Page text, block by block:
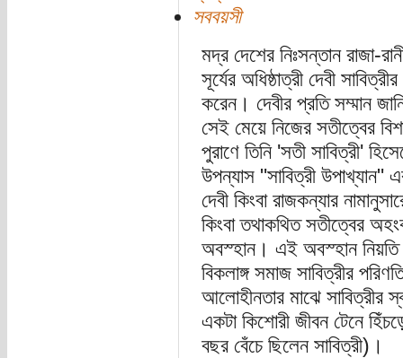
সববয়সী
মদ্র দেশের নিঃসন্তান রাজা-
সূর্যের অধিষ্ঠাত্রী দেবী
করেন। দেবীর প্রতি সম্মান
সেই মেয়ে নিজের সতীত্বের
পুরাণে তিনি 'সতী সাবিত্রী'
উপন্যাস "সাবিত্রী উপাখ্যান"
দেবী কিংবা রাজকন্যার
কিংবা তথাকথিত সতীত্বের
অবস্হান। এই অবস্হান নিয়তি
বিকলাঙ্গ সমাজ সাবিত্রীর
আলোহীনতার মাঝে সাবিত্রীর
একটা কিশোরী জীবন টেনে
বছর বেঁচে ছিলেন সাবিত্রী)।